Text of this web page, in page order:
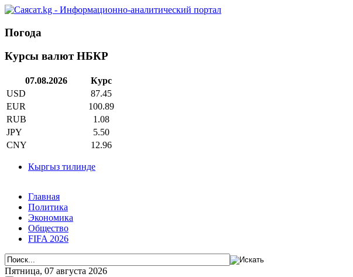
Погода
Курсы валют НБКР
07.08.2026
Курс
USD
87.45
EUR
100.89
RUB
1.08
JPY
5.50
CNY
12.96
Кыргыз тилинде
Главная
Политика
Экономика
Общество
FIFA 2026
Пятница, 07 августа 2026